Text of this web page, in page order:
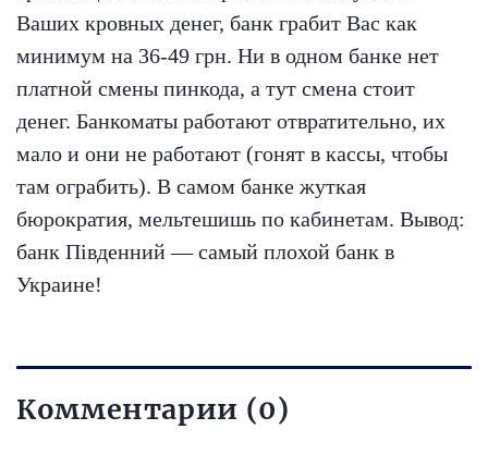
Ваших кровных денег, банк грабит Вас как
минимум на 36-49 грн. Ни в одном банке нет
платной смены пинкода, а тут смена стоит
денег. Банкоматы работают отвратительно, их
мало и они не работают (гонят в кассы, чтобы
там ограбить). В самом банке жуткая
бюрократия, мельтешишь по кабинетам. Вывод:
банк Південний — самый плохой банк в
Украине!
Комментарии (0)